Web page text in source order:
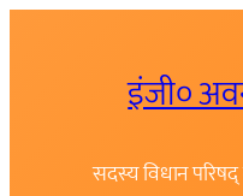
इंजी०
सदस्य विधान